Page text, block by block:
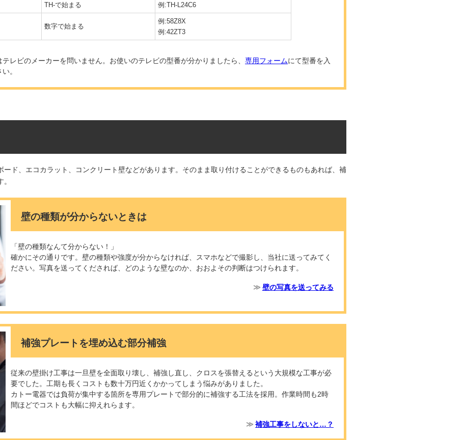
TH-で始まる 例:TH-L24C6
数字で始まる
例:58Z8X
例:42ZT3
レビのメーカーを問いません。お使いのテレビの型番が分かりましたら、 専用フォームにて型番を入
。
ード、エコカラット、コンクリート壁などがあります。そのまま取り付けることができるものもあれば、補
壁の種類が分からないときは
「壁の種類なんて分からない！」
確かにその通りです。壁の種類や強度が分からなければ、スマホなどで撮影し、当社に送ってみてく
ださい。写真を送ってくだされば、どのような壁なのか、おおよその判断はつけられます。
壁の写真を送ってみる
補強プレートを埋め込む部分補強
従来の壁掛け工事は一旦壁を全面取り壊し、補強し直し、クロスを張替えるという大規模な工事が必
要でした。工期も長くコストも数十万円近くかかってしまう悩みがありました。
カトー電器では負荷が集中する箇所を専用プレートで部分的に補強する工法を採用。作業時間も2時
間ほどでコストも大幅に抑えれらます。
補強工事をしないと…？